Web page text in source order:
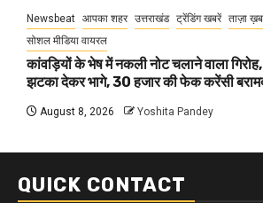
Newsbeat आपका शहर उत्तराखंड ट्रेंडिंग खबरें ताज़ा
सोशल मीडिया वायरल
कांवड़ियों के भेष में नकली नोट चलाने वाला
झटका देकर भागे, 30 हजार की फेक करेंसी
August 8, 2026 Yoshita Pandey
QUICK CONTACT